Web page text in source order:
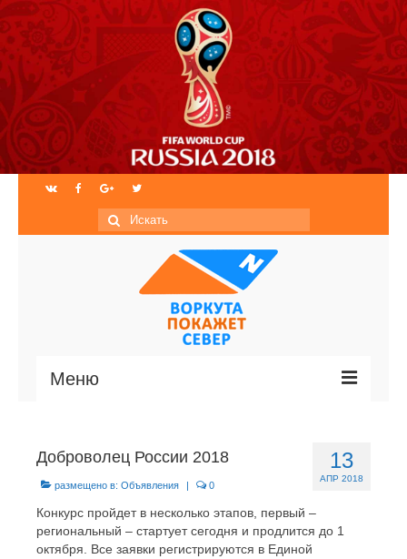
Искать:
Меню
Новости
Базы отдыха
13
АПР 2018
Доброволец России 2018
размещено в: Объявления 0
Конкурс пройдет в несколько этапов, первый –
региональный – стартует сегодня и продлится до 1
октября. Все заявки регистрируются в Единой